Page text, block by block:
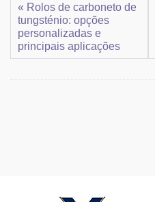
« Rolos de carboneto de
tungsténio: opções
personalizadas e
principais aplicações